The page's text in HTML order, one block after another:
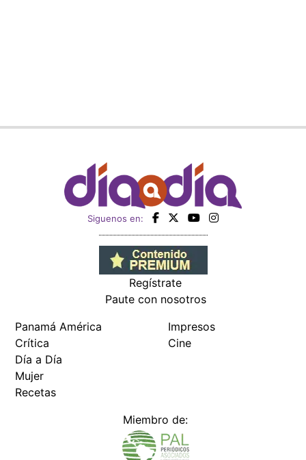
Siguenos en:
Regístrate
Paute con nosotros
Panamá América
Crítica
Día a Día
Mujer
Recetas
Impresos
Cine
Miembro de: